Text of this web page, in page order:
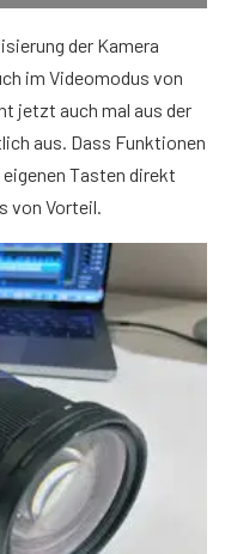
der Kamera
im Videomodus von
jetzt auch mal aus der
aus. Dass Funktionen
Tasten direkt
von Vorteil.